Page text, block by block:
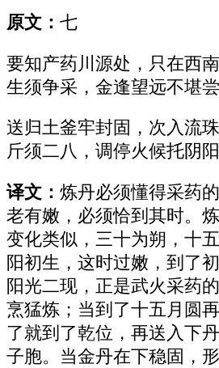
原文： 七
要知产药川源处，只在西
生须争采，金逢望远不堪尝
送归土釜牢封固，次入流
斤须二八，调停火候托阴阳
译文： 炼丹必须懂得采药
老有嫩，必须恰到其时。
变化类似，三十为朔，十
阳初生，这时过嫩，到了
阳光二现，正是武火采药
烹猛炼；当到了十五月圆
了就到了乾位，再送入下
子胞。当金丹在下稳固，